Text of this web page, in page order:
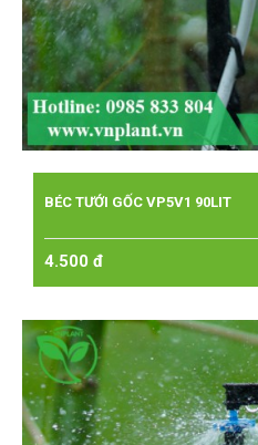
BÉC TƯỚI GỐC VP5V1 90LIT
4.500 đ